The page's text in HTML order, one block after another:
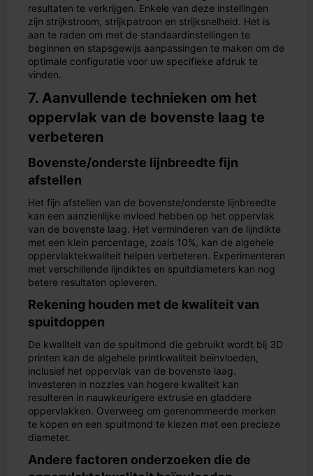
resultaten te verkrijgen. Enkele van deze instellingen
zijn strijkstroom, strijkpatroon en strijksnelheid. Het is
aan te raden om met de standaardinstellingen te
beginnen en stapsgewijs aanpassingen te maken om de
optimale configuratie voor uw specifieke afdruk te
vinden.
7. Aanvullende technieken om het
oppervlak van de bovenste laag te
verbeteren
Bovenste/onderste lijnbreedte fijn
afstellen
Het fijn afstellen van de bovenste/onderste lijnbreedte
kan een aanzienlijke invloed hebben op het oppervlak
van de bovenste laag. Het verminderen van de lijndikte
met een klein percentage, zoals 10%, kan de algehele
oppervlaktekwaliteit helpen verbeteren. Experimenteren
met verschillende lijndiktes en spuitdiameters kan nog
betere resultaten opleveren.
Rekening houden met de kwaliteit van
spuitdoppen
De kwaliteit van de spuitmond die gebruikt wordt bij 3D
printen kan de algehele printkwaliteit beïnvloeden,
inclusief het oppervlak van de bovenste laag.
Investeren in nozzles van hogere kwaliteit kan
resulteren in nauwkeurigere extrusie en gladdere
oppervlakken. Overweeg om gerenommeerde merken
te kopen en een spuitmond te kiezen met een precieze
diameter.
Andere factoren onderzoeken die de